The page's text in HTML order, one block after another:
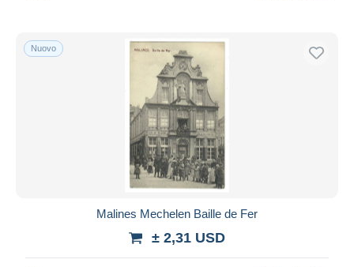
Nuovo
Malines Mechelen Baille de Fer
± 2,31 USD